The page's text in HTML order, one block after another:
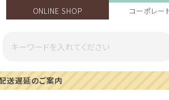
ONLINE SHOP コーポレー
送遅延のご案内